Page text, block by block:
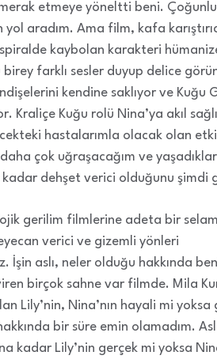
merak etmeye yöneltti beni.
yol aradım. Ama film, kafa
kaybolan karakteri
birey farklı sesler duyup delice
kendine saklıyor ve Kuğu
Kraliçe Kuğu rolü Nina’ya akıl
hastalarımla olacak olan
çok uğraşacağım ve
kadar dehşet verici olduğunu şimdi
gerilim filmlerine adeta bir selam
verici ve gizemli yönleri
İşin aslı, neler olduğu hakkında
birçok sahne var filmde. Mila
Lily’nin, Nina’nın hayali mi yoksa
bir süre emin olamadım.
kadar Lily’nin gerçek mi yoksa